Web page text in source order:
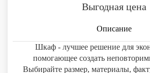
Выгодная цена
Описание
Шкаф - лучшее решение для
помогающее создать
Выбирайте размер, материалы,